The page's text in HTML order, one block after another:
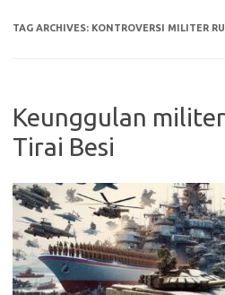
TAG ARCHIVES: KONTROVERSI MILITER
Keunggulan
Tirai Besi